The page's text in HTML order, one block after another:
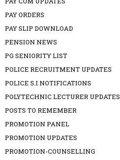
PAY ORDERS
PAY SLIP DOWNLOAD
PENSION NEWS
PG SENIORITY LIST
POLICE RECRUITMENT UPDATES
POLICE S.I NOTIFICATIONS
POLYTECHNIC LECTURER UPDATES
POSTS TO REMEMBER
PROMOTION PANEL
PROMOTION UPDATES
PROMOTION-COUNSELLING